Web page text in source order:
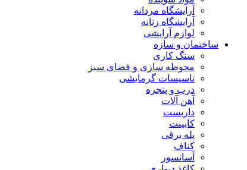
آرایشگاه مردانه
آرایشگاه زنانه
لوازم آرایشی
ساختمان و سازه
سنگ کاری
محوطه سازی و فضای سبز
تاسیسات گرمایشی
درب و پنجره
آهن آلات
داربست
کابینت
پله برقی
کناف
آسانسور